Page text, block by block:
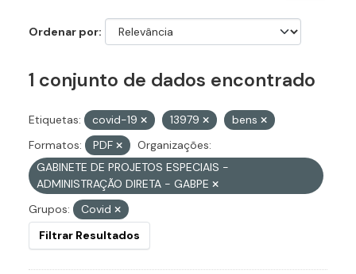
Ordenar por
1 conjunto de dados encontrado
Etiquetas: covid-19 13979
bens
Formatos:
PDF
Organizações:
GABINETE DE PROJETOS ESPECIAIS -
ADMINISTRAÇÃO DIRETA - GABPE
Grupos:
Covid
Filtrar Resultados